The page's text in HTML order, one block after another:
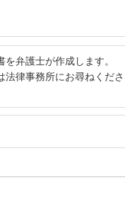
弁護士が作成します。
法律事務所にお尋ねくださ